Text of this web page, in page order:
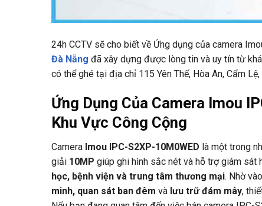
24h CCTV sẽ cho biết về Ứng dụng của camera
Đà Nẵng đã xây dựng được lòng tin và uy tín từ
có thể ghé tại địa chỉ 115 Yên Thế, Hòa An, Cẩm
Ứng Dụng Của Camera Imou
Khu Vực Công Cộng
Camera Imou IPC-S2XP-10M0WED là một trong
giải 10MP giúp ghi hình sắc nét và hỗ trợ giám sát
học, bệnh viện và trung tâm thương mại. Nhờ
minh, quan sát ban đêm và lưu trữ đám mây,